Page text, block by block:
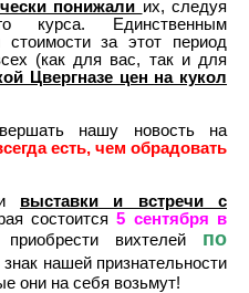
понижали их, следуя
курса. Единственным
за этот период
(как для вас, так и для
Цвергназе цен на кукол
нашу новость на
есть, чем обрадовать
выставки и встречи с
состоится5 сентября в
вихтелей по
нашей признательности
они на себя возьмут!